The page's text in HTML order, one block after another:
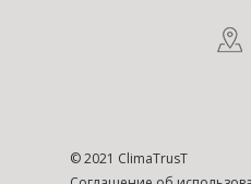
© 2021 ClimaTrusT